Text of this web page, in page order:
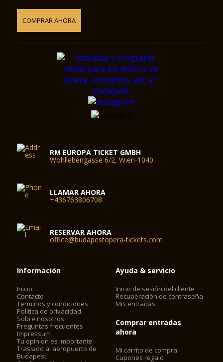
COMPRAR AHORA
RM EUROPA TICKET GMBH
Wohllebengasse 6/2, Wien-1040
LLAMAR AHORA
+436763806708
RESERVAR AHORA
office@budapestopera-tickets.com
Información
Inicio
Contacto
Terminos y condiciones
Politica de privacidad
Sobre nosotros
Preguntas frecuentes
Impressum
Tu opinion es importante
Traslado al aeropuerto de
Budapest
Ayuda & servicio
Inicio de sesión del cliente
Recuperación de contraseña
Mis entradas
Comprar entradas
ahora
Mi carrito de compra
Cupones regalo